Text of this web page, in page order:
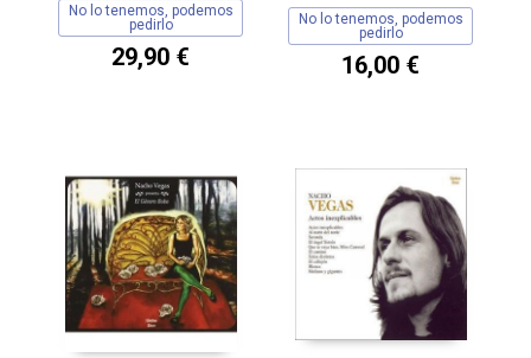
No lo tenemos, podemos
pedirlo
29,90 €
No lo tenemos, podemos
pedirlo
16,00 €